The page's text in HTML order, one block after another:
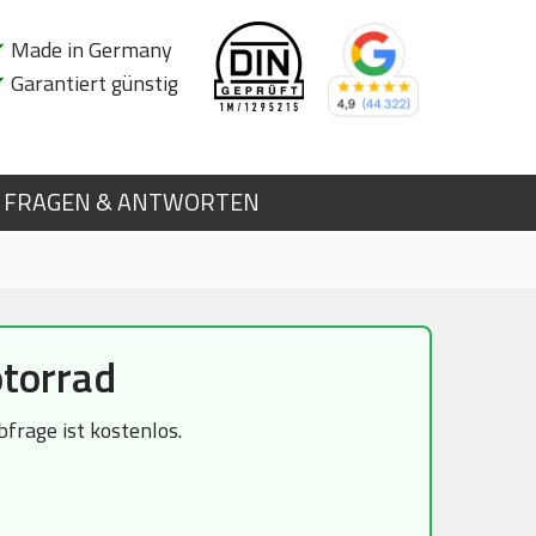
Made in Germany
Garantiert günstig
FRAGEN & ANTWORTEN
ist kostenlos.